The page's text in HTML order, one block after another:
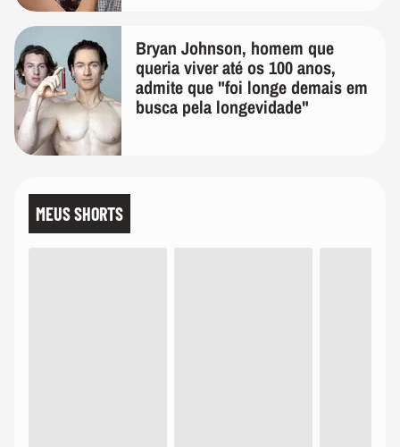
Bryan Johnson, homem que
queria viver até os 100 anos,
admite que "foi longe demais em
busca pela longevidade"
MEUS SHORTS